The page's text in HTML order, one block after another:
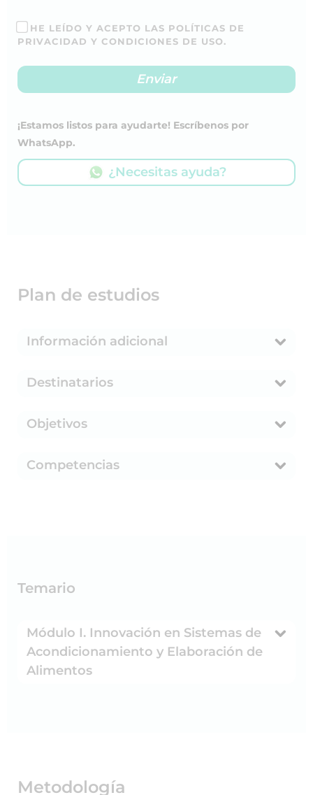
HE LEÍDO Y ACEPTO LAS POLÍTICAS DE
PRIVACIDAD Y CONDICIONES DE USO.
¡Estamos listos para ayudarte! Escríbenos por
WhatsApp.
¿Necesitas ayuda?
Plan de estudios
Información adicional
Destinatarios
Objetivos
Competencias
Temario
Módulo I. Innovación en Sistemas de
Acondicionamiento y Elaboración de
Alimentos
Metodología